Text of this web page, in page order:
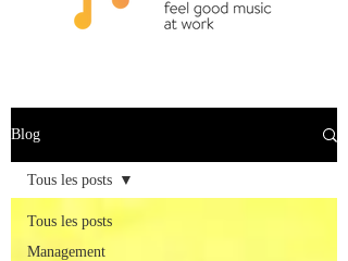
Blog
Tous les posts
Management
Tous les posts